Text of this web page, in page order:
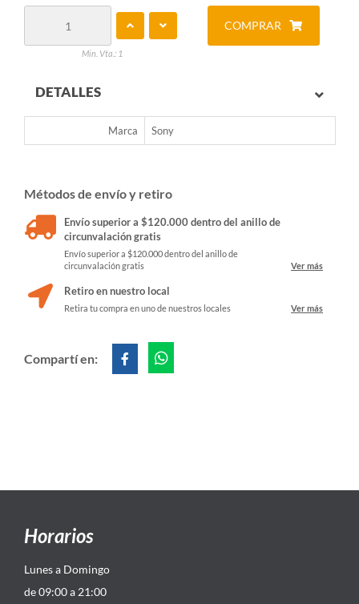
Min. Vta.: 1
COMPRAR
DETALLES
Marca Sony
Métodos de envío y retiro
Envío superior a $120.000 dentro del anillo de
circunvalación gratis
Envío superior a $120.000 dentro del anillo de
circunvalación gratis
Ver más
Retiro en nuestro local
Retira tu compra en uno de nuestros locales Ver más
Compartí en:
Horarios
Lunes a Domingo
de 09:00 a 21:00